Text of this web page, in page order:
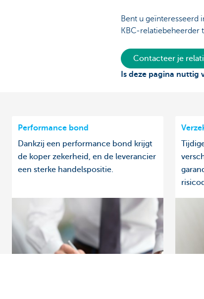
Bent u geïnteresseerd
KBC-relatiebeheerder
Contacteer je
Is deze pagina nuttig
Performance bond
Dankzij een performance bond krijgt
de koper zekerheid, en de leverancier
een sterke handelspositie.